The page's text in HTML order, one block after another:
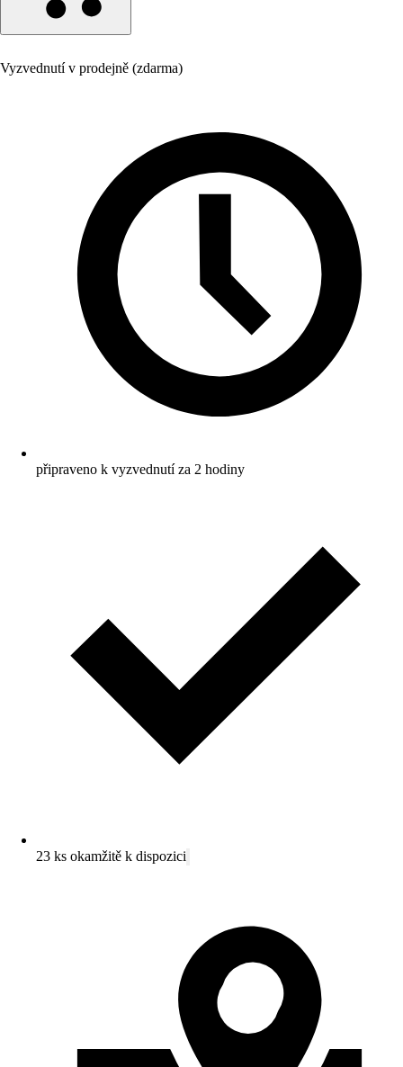
Vyzvednutí v prodejně (zdarma)
připraveno k vyzvednutí za 2 hodiny
23 ks okamžitě k dispozici